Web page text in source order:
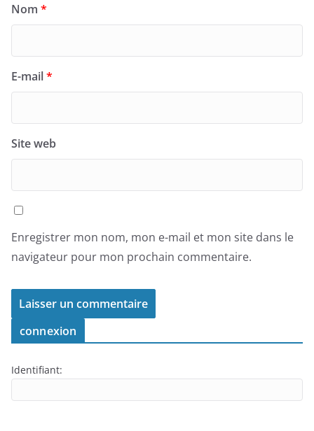
Nom *
E-mail*
Site web
Enregistrer mon nom, mon e-mail et mon site dans le
navigateur pour mon prochain commentaire.
connexion
Identifiant: